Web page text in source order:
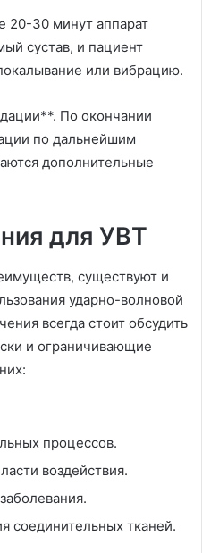
20-30 минут аппарат
сустав, и пациент
или вибрацию.
По окончании
по дальнейшим
дополнительные
для УВТ
существуют и
ударно-волновой
всегда стоит обсудить
и ограничивающие
процессов.
воздействия.
соединительных тканей.